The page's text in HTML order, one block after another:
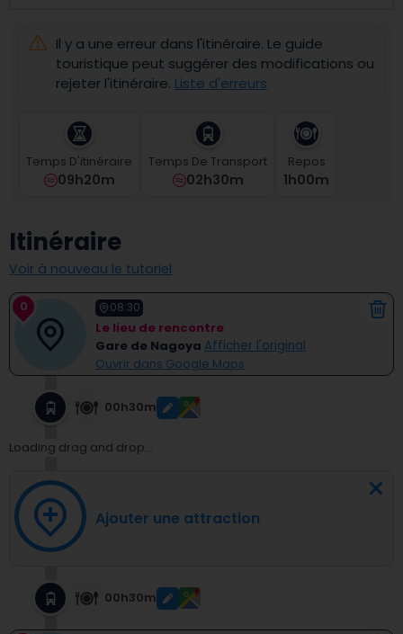
date.
question
get
for
changing
dates.
Il y a une erreur dans l'itinéraire. Le guide
touristique peut suggérer des modifications ou
rejeter l'itinéraire. Liste d'erreurs
Temps D'itinéraire
09h20m
Temps De Transport
02h30m
Repos
1H00M
Itinéraire
Voir à nouveau le tutoriel
0 08:30
Le lieu de rencontre
Gare de Nagoya Afficher l'original
Ouvrir dans Google Maps
00h30m
Loading drag and drop...
Ajouter une attraction
00h30m